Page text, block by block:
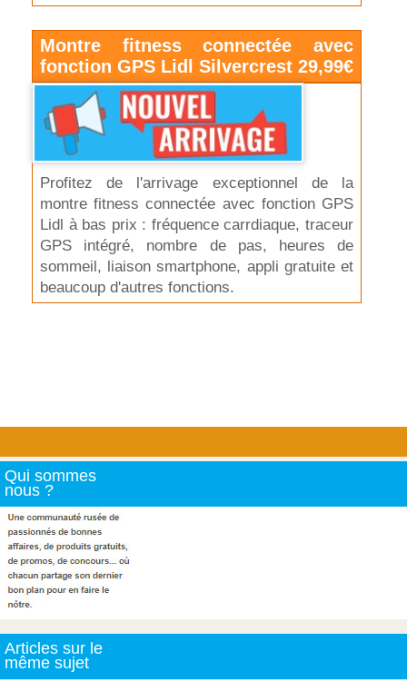
Montre fitness connectée avec
fonction GPS Lidl Silvercrest 29,99€
Profitez de l'arrivage exceptionnel de la
montre fitness connectée avec fonction GPS
Lidl à bas prix : fréquence carrdiaque, traceur
GPS intégré, nombre de pas, heures de
sommeil, liaison smartphone, appli gratuite et
beaucoup d'autres fonctions.
Qui sommes
nous ?
Articles sur le
même sujet